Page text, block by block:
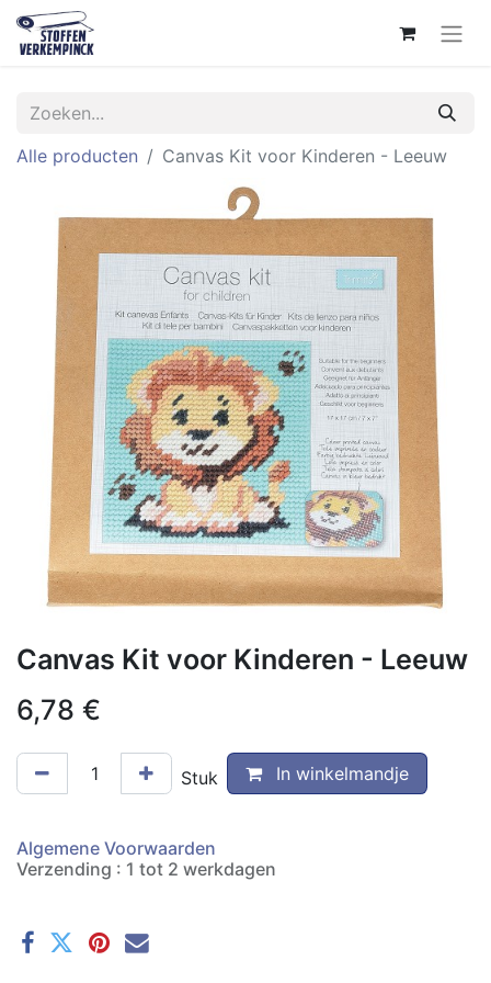
Alle producten Canvas Kit voor Kinderen - Leeuw
Canvas Kit voor Kinderen - Leeuw
6,78 €
Stuk In winkelmandje
Algemene Voorwaarden
Verzending : 1 tot 2 werkdagen